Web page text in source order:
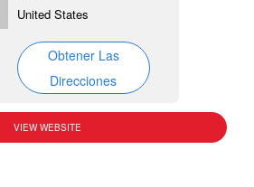
United States
Obtener Las
Direcciones
VIEW WEBSITE